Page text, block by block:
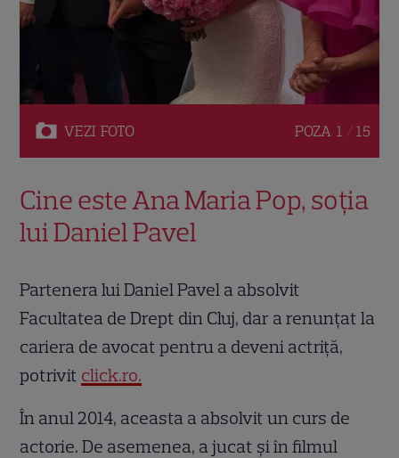
VEZI FOTO POZA 1 / 15
Cine este Ana Maria Pop, soția
lui Daniel Pavel
Partenera lui Daniel Pavel a absolvit
Facultatea de Drept din Cluj, dar a renunțat la
cariera de avocat pentru a deveni actriță,
potrivit click.ro.
În anul 2014, aceasta a absolvit un curs de
actorie. De asemenea, a jucat și în filmul